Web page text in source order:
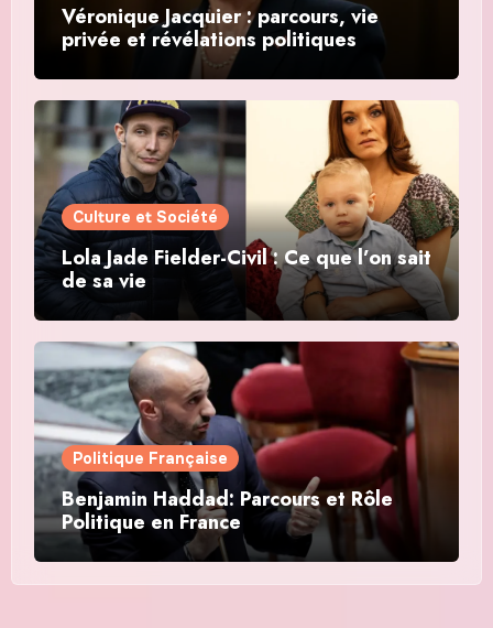
Véronique Jacquier : parcours, vie
privée et révélations politiques
Culture et Société
Lola Jade Fielder-Civil : Ce que l’on sait
de sa vie
Politique Française
Benjamin Haddad: Parcours et Rôle
Politique en France